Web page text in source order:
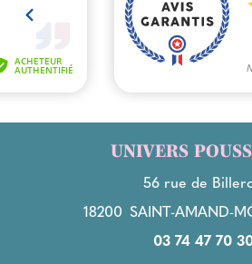
UNIVERS
56 rue de
18200 SAINT-AMAND-
03 74 47 70